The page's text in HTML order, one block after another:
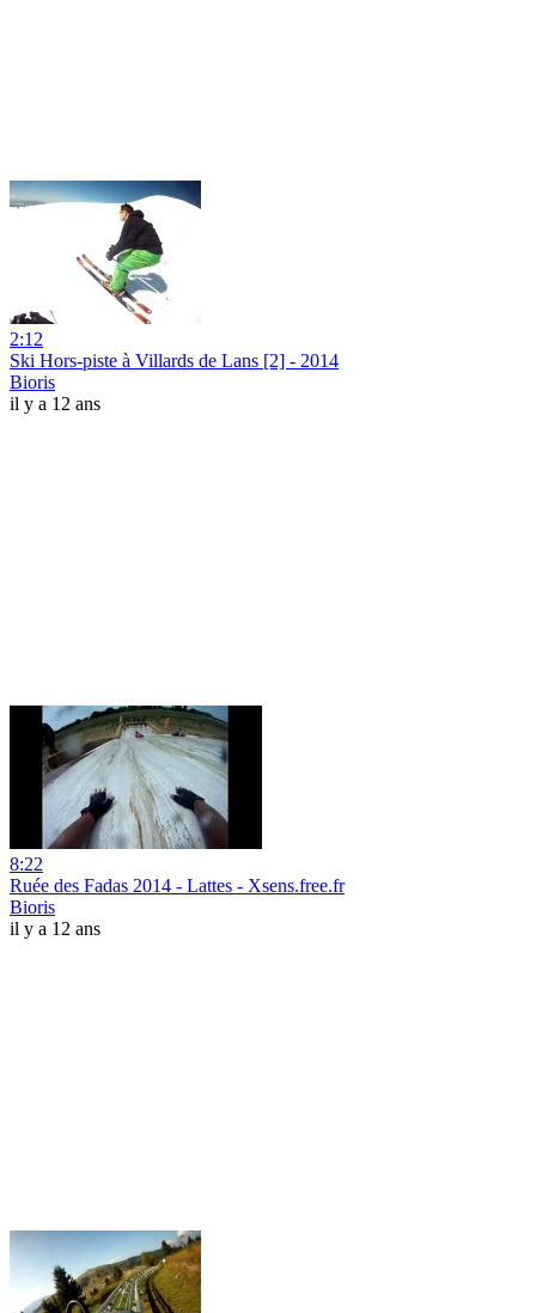
2:12
Ski Hors-piste à Villards de Lans [2] - 2014
Bioris
il y a 12 ans
8:22
Ruée des Fadas 2014 - Lattes - Xsens.free.fr
Bioris
il y a 12 ans